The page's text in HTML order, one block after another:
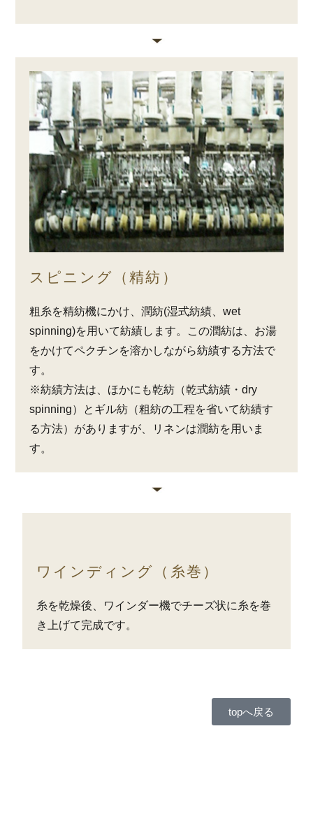
スピニング（精紡）
粗糸を精紡機にかけ、潤紡(湿式紡績、wet
spinning)を用いて紡績します。この潤紡は、お湯
をかけてペクチンを溶かしながら紡績する方法で
す。
※紡績方法は、ほかにも乾紡（乾式紡績・dry
spinning）とギル紡（粗紡の工程を省いて紡績す
る方法）がありますが、リネンは潤紡を用いま
す。
ワインディング（糸巻）
糸を乾燥後、ワインダー機でチーズ状に糸を巻
き上げて完成です。
topへ戻る